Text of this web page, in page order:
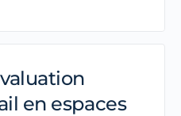
en espaces